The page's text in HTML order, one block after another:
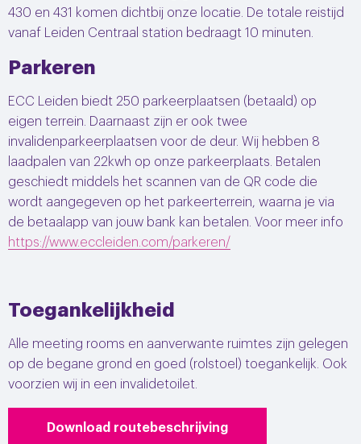
430 en 431 komen dichtbij onze locatie. De totale reistijd
vanaf Leiden Centraal station bedraagt 10 minuten.
Parkeren
ECC Leiden biedt 250 parkeerplaatsen (betaald) op
eigen terrein. Daarnaast zijn er ook twee
invalidenparkeerplaatsen voor de deur. Wij hebben 8
laadpalen van 22kwh op onze parkeerplaats. Betalen
geschiedt middels het scannen van de QR code die
wordt aangegeven op het parkeerterrein, waarna je via
de betaalapp van jouw bank kan betalen. Voor meer info
https://www.eccleiden.com/parkeren/
Toegankelijkheid
Alle meeting rooms en aanverwante ruimtes zijn gelegen
op de begane grond en goed (rolstoel) toegankelijk. Ook
voorzien wij in een invalidetoilet.
Download routebeschrijving